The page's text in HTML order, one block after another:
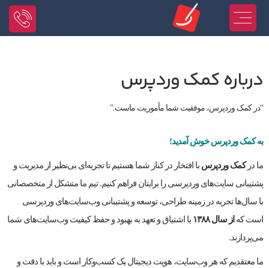
درباره کمک وردپرس
“در کمک وردپرس، موفقیت شما مأموریت ماست.”
به کمک وردپرس خوش آمدید!
ما درکمک وردپرس با افتخار در کنار شما هستیم تا تجربه‌ای بی‌نظیر از مدیریت و
پشتیبانی سایت‌های وردپرسی را برایتان فراهم کنیم. تیم ما متشکل از متخصصانی
با سال‌ها تجربه در زمینه طراحی، توسعه و پشتیبانی وب‌سایت‌های وردپرسی
است که از سال ۱۳۸۸
با اشتیاق و تعهد به بهبود و حفظ کیفیت وب‌سایت‌های شما
می‌پردازند.
ما معتقدیم که هر وب‌سایت، هویت دیجیتال یک کسب‌وکار است و باید با دقت و